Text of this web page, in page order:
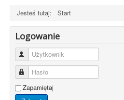
Jesteś tutaj: Start
Logowanie
Użytkownik
Hasło
Zapamiętaj